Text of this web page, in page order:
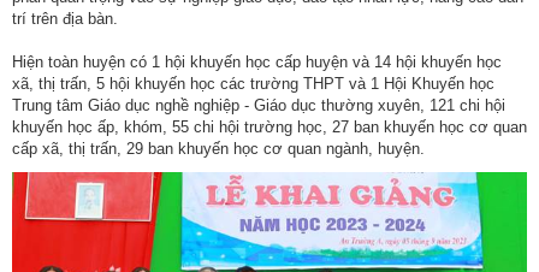
của
Ban
TĐKT
Trung
ương
Hướng
dẫn
tục
trí trên địa bàn.
Hiện toàn huyện có 1 hội khuyến học cấp huyện và 14 hội khuyến học
xã, thị trấn, 5 hội khuyến học các trường THPT và 1 Hội Khuyến học
Trung tâm Giáo dục nghề nghiệp - Giáo dục thường xuyên, 121 chi hội
khuyến học ấp, khóm, 55 chi hội trường học, 27 ban khuyến học cơ quan
cấp xã, thị trấn, 29 ban khuyến học cơ quan ngành, huyện.